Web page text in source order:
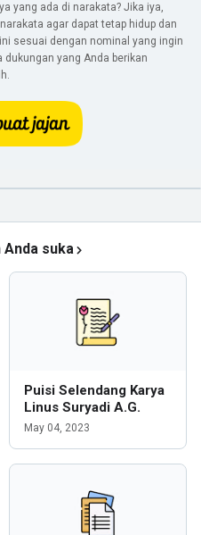
yang ada di narakata? Jika iya,
agar dapat tetap hidup dan
sesuai dengan nominal yang ingin
dukungan yang Anda berikan
Anda suka
Puisi Selendang Karya
Linus Suryadi A.G.
May 04, 2023